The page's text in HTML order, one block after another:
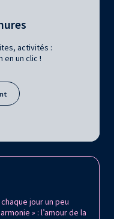
activités :
un clic !
jour un peu
» : l’amour de la